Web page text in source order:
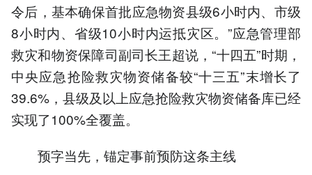
令后，基本确保首批应急物资县级6小时内、市级
8小时内、省级10小时内运抵灾区。”应急管理部
救灾和物资保障司副司长王超说，“十四五”时期，
中央应急抢险救灾物资储备较“十三五”末增长了
39.6%，县级及以上应急抢险救灾物资储备库已经
实现了100%全覆盖。
预字当先，锚定事前预防这条主线